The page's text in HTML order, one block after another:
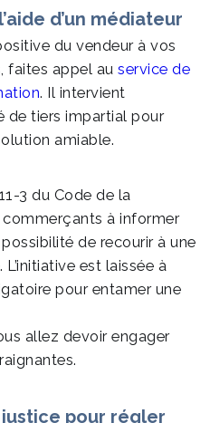
d’un médiateur
du vendeur à vos
faites appel au service de
. Il intervient
de tiers impartial pour
amiable.
3 du Code de la
à informer
de recourir à une
est laissée à
pour entamer une
allez devoir engager
justice pour régler